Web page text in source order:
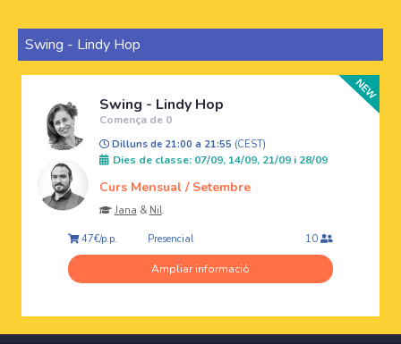
Swing - Lindy Hop
Swing - Lindy Hop
Comença de 0
Dilluns de 21:00 a 21:55 (CEST)
Dies de classe: 07/09, 14/09, 21/09 i 28/09
Curs Mensual / Setembre
Jana & Nil
47€/p.p. Presencial 10
Ampliar informació